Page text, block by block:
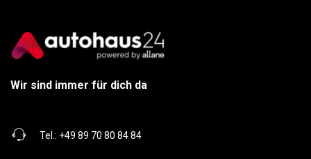
Wir sind immer für dich da
Tel.: +49 89 70 80 84 84